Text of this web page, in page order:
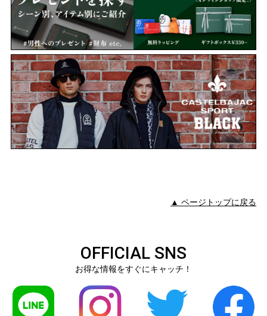
▲ ページトップに戻る
OFFICIAL SNS
お得な情報をすぐにキャッチ！